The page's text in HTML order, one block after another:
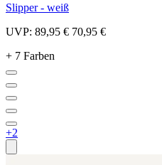
Slipper - weiß
UVP: 89,95 € 70,95 €
+ 7 Farben
+2